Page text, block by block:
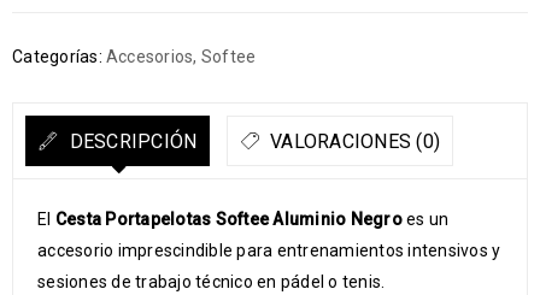
Categorías: Accesorios, Softee
DESCRIPCIÓN VALORACIONES (0)
El Cesta Portapelotas Softee Aluminio Negroes un
accesorio imprescindible para entrenamientos intensivos y
sesiones de trabajo técnico en pádel o tenis.